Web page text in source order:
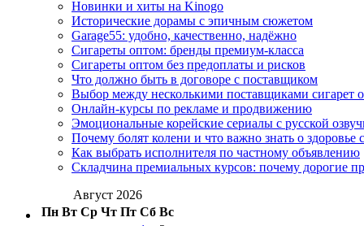
Новинки и хиты на Kinogo
Исторические дорамы с эпичным сюжетом
Garage55: удобно, качественно, надёжно
Сигареты оптом: бренды премиум-класса
Сигареты оптом без предоплаты и рисков
Что должно быть в договоре с поставщиком
Выбор между несколькими поставщиками сигарет
Онлайн-курсы по рекламе и продвижению
Эмоциональные корейские сериалы с русской
Почему болят колени и что важно знать о здоровье
Как выбрать исполнителя по частному объявлению
Складчина премиальных курсов: почему дорогие
Август 2026
Пн Вт Ср Чт Пт Сб Вс